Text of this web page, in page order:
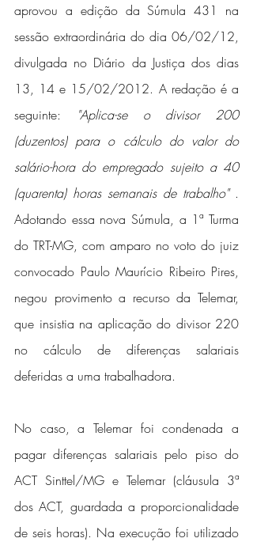
aprovou a edição da Súmula 431 na
sessão extraordinária do dia 06/02/12,
divulgada no Diário da Justiça dos dias
13, 14 e 15/02/2012. A redação é a
seguinte:
"Aplica-se o divisor 200
(duzentos) para o cálculo do valor do
salário-hora do empregado sujeito a 40
(quarenta) horas semanais de trabalho" .
Adotando essa nova Súmula, a 1ª Turma
do TRT-MG, com amparo no voto do juiz
convocado Paulo Maurício Ribeiro Pires,
negou provimento a recurso da Telemar,
que insistia na aplicação do divisor 220
no cálculo de diferenças salariais
deferidas a uma trabalhadora.
No caso, a Telemar foi condenada a
pagar diferenças salariais pelo piso do
ACT Sinttel/MG e Telemar (cláusula 3ª
dos ACT, guardada a proporcionalidade
de seis horas). Na execução foi utilizado